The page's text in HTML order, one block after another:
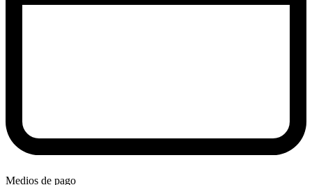
Medios de pago